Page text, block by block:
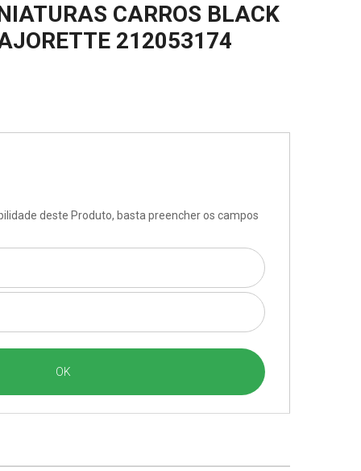
CARROS BLACK
212053174
deste Produto, basta preencher os campos